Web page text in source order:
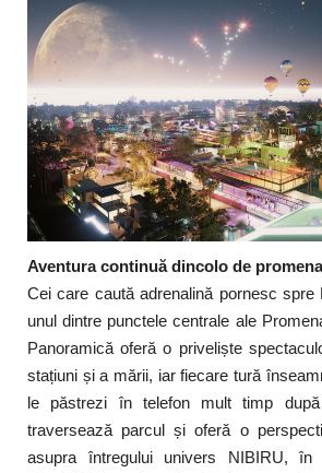
Aventura continuă dincolo de
Cei care caută adrenalină pornesc spre
unul dintre punctele centrale ale
Panoramică oferă o priveliște
stațiuni și a mării, iar fiecare tură
le păstrezi în telefon mult timp după
traversează parcul și oferă o
asupra întregului univers NIBIRU,